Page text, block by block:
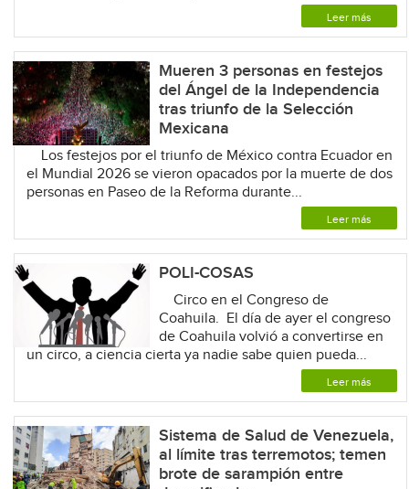
Leer más
Mueren 3 personas en festejos
del Ángel de la Independencia
tras triunfo de la Selección
Mexicana
Los festejos por el triunfo de México contra Ecuador en
el Mundial 2026 se vieron opacados por la muerte de dos
personas en Paseo de la Reforma durante...
Leer más
POLI-COSAS
Circo en el Congreso de
Coahuila. El día de ayer el congreso
de Coahuila volvió a convertirse en
un circo, a ciencia cierta ya nadie sabe quien pueda...
Leer más
Sistema de Salud de Venezuela,
al límite tras terremotos; temen
brote de sarampión entre